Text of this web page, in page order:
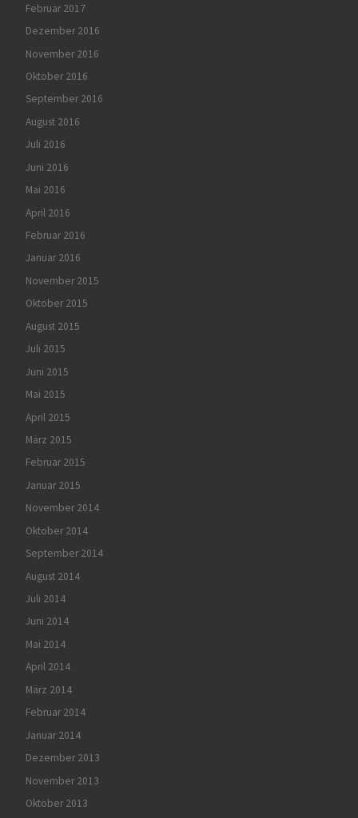
Februar 2017
Dezember 2016
November 2016
Oktober 2016
September 2016
August 2016
Juli 2016
Juni 2016
Mai 2016
April 2016
Februar 2016
Januar 2016
November 2015
Oktober 2015
August 2015
Juli 2015
Juni 2015
Mai 2015
April 2015
März 2015
Februar 2015
Januar 2015
November 2014
Oktober 2014
September 2014
August 2014
Juli 2014
Juni 2014
Mai 2014
April 2014
März 2014
Februar 2014
Januar 2014
Dezember 2013
November 2013
Oktober 2013